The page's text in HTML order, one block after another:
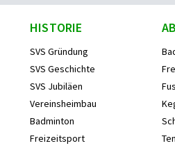
HISTORIE
SVS Gründung
SVS Geschichte
SVS Jubiläen
Vereinsheimbau
Badminton
Freizeitsport